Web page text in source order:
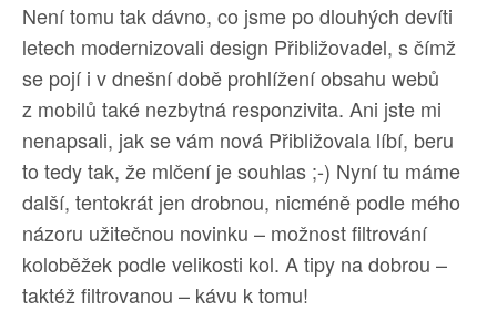
Není tomu tak dávno, co jsme po dlouhých devíti
letech modernizovali design Přibližovadel, s čímž
se pojí i v dnešní době prohlížení obsahu webů
z mobilů také nezbytná responzivita. Ani jste mi
nenapsali, jak se vám nová Přibližovala líbí, beru
to tedy tak, že mlčení je souhlas ;-) Nyní tu máme
další, tentokrát jen drobnou, nicméně podle mého
názoru užitečnou novinku – možnost filtrování
koloběžek podle velikosti kol. A tipy na dobrou –
taktéž filtrovanou – kávu k tomu!